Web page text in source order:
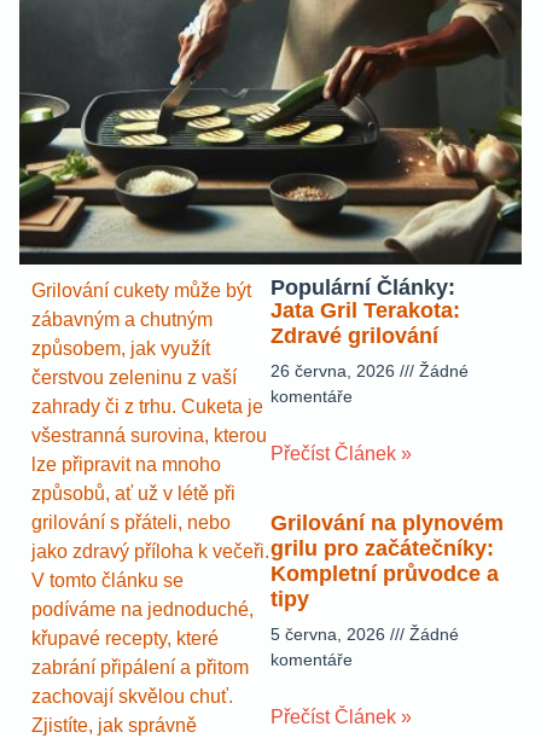
Grilování cukety může být
zábavným a chutným
způsobem, jak využít
čerstvou zeleninu z vaší
zahrady či z trhu. Cuketa je
všestranná surovina, kterou
lze připravit na mnoho
způsobů, ať už v létě při
grilování s přáteli, nebo
jako zdravý příloha k večeři.
V tomto článku se
podíváme na jednoduché,
křupavé recepty, které
zabrání připálení a přitom
zachovají skvělou chuť.
Zjistíte, jak správně
Populární Články:
Jata Gril Terakota:
Zdravé grilování
26 června, 2026
Žádné
komentáře
Přečíst Článek »
Grilování na plynovém
grilu pro začátečníky:
Kompletní průvodce a
tipy
5 června, 2026
Žádné
komentáře
Přečíst Článek »